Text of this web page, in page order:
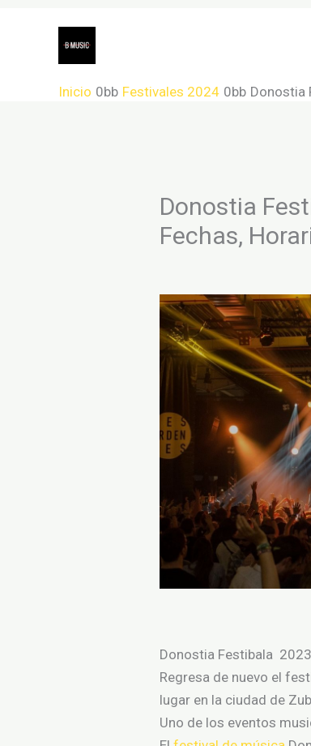
contenido
Inicio Festivales 2024 Donostia
Donostia
Fechas,
Donostia Festibala 2023
Regresa de nuevo el
lugar en la ciudad de
Uno de los eventos